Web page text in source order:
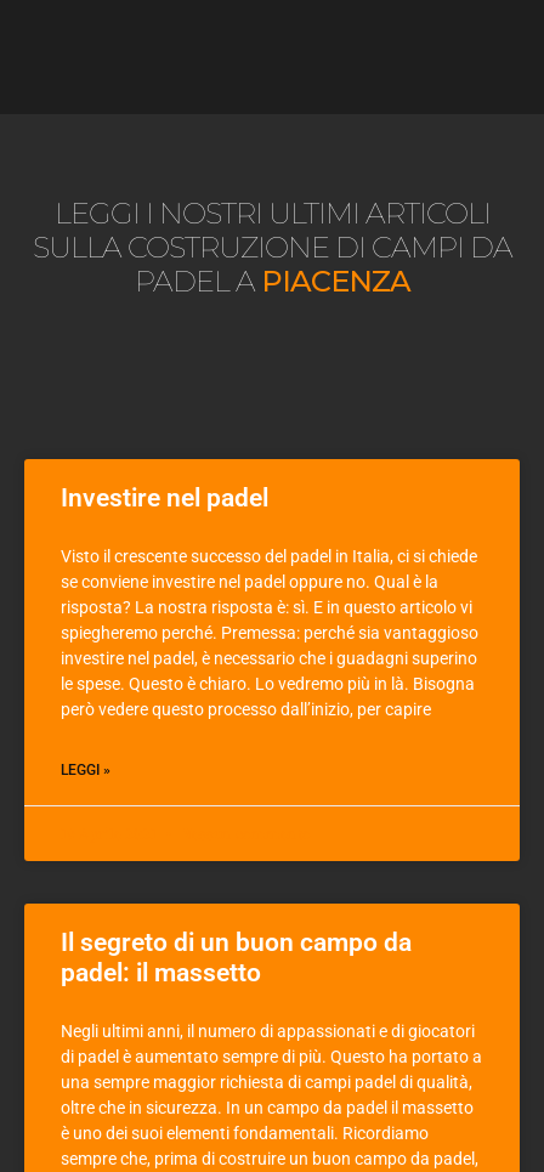
LEGGI I NOSTRI ULTIMI ARTICOLI
SULLA COSTRUZIONE DI CAMPI DA
PADEL A PIACENZA
Investire nel padel
Visto il crescente successo del padel in Italia, ci si chiede
se conviene investire nel padel oppure no. Qual è la
risposta? La nostra risposta è: sì. E in questo articolo vi
spiegheremo perché. Premessa: perché sia vantaggioso
investire nel padel, è necessario che i guadagni superino
le spese. Questo è chiaro. Lo vedremo più in là. Bisogna
però vedere questo processo dall’inizio, per capire
LEGGI »
Il segreto di un buon campo da
padel: il massetto
Negli ultimi anni, il numero di appassionati e di giocatori
di padel è aumentato sempre di più. Questo ha portato a
una sempre maggior richiesta di campi padel di qualità,
oltre che in sicurezza. In un campo da padel il massetto
è uno dei suoi elementi fondamentali. Ricordiamo
sempre che, prima di costruire un buon campo da padel,